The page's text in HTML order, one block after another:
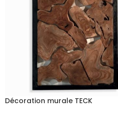
Décoration murale TECK